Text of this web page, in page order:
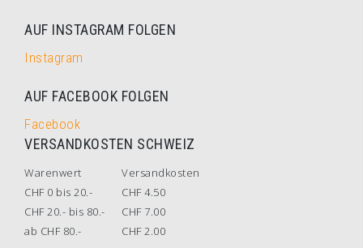
AUF INSTAGRAM FOLGEN
Instagram
AUF FACEBOOK FOLGEN
Facebook
VERSANDKOSTEN SCHWEIZ
Warenwert
Versandkosten
CHF 0 bis 20.-
CHF 4.50
CHF 20.- bis 80.-
CHF 7.00
ab CHF 80.-
CHF 2.00